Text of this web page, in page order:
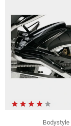
Bodystyle